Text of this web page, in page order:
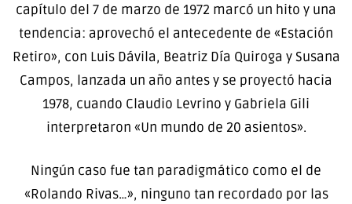
capítulo del 7 de marzo de 1972 marcó un hito y una
tendencia: aprovechó el antecedente de «Estación
Retiro», con Luis Dávila, Beatriz Día Quiroga y Susana
Campos, lanzada un año antes y se proyectó hacia
1978, cuando Claudio Levrino y Gabriela Gili
interpretaron «Un mundo de 20 asientos».
Ningún caso fue tan paradigmático como el de
«Rolando Rivas…», ninguno tan recordado por las